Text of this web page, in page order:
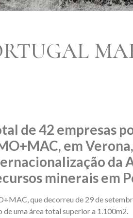
de 42 empresas
em
da
minerais em
que decorreu de 29 de
de uma área total superior a 1.100m2.